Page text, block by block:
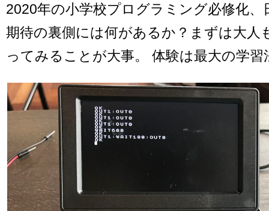
2020年の小学校プログラミング必修化、
期待の裏側には何があるか？まずは大人
ってみることが大事。 体験は最大の学習